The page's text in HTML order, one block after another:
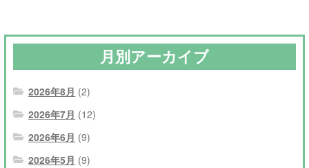
月別アーカイブ
2026年8月 (2)
2026年7月 (12)
2026年6月 (9)
2026年5月 (9)